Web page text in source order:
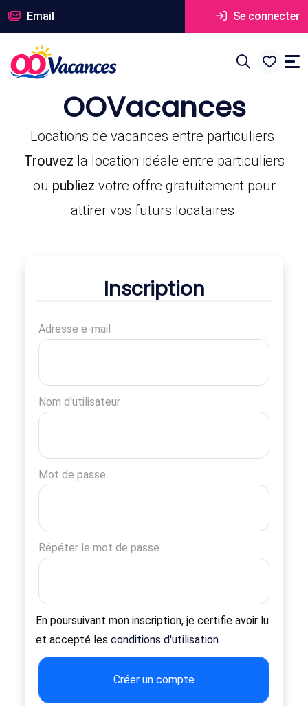
Email Se connecter
OOVacances
Locations de vacances entre particuliers.
Trouvez la location idéale entre particuliers
ou publiez votre offre gratuitement pour
attirer vos futurs locataires.
Inscription
Adresse e-mail
Nom d'utilisateur
Mot de passe
Répéter le mot de passe
En poursuivant mon inscription, je certifie avoir lu
et accepté les conditions d'utilisation.